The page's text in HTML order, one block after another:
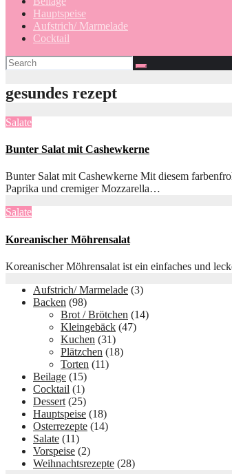
Hauptspeise
Aufstrich/ Marmelade
Cocktail
gesundes rezept
Salate
Bunter Salat mit Cashewkerne
Bunter Salat mit Cashewkerne Mit diesem
Paprika und cremiger Mozzarella…
Salate
Koreanischer Möhrensalat
Koreanischer Möhrensalat ist ein einfaches und
Aufstrich/ Marmelade (3)
Backen (98)
Brot / Brötchen (14)
Kleingebäck (47)
Kuchen (31)
Plätzchen (18)
Torten (11)
Beilage (15)
Cocktail (1)
Dessert (25)
Hauptspeise (18)
Osterrezepte (14)
Salate (11)
Vorspeise (2)
Weihnachtsrezepte (28)